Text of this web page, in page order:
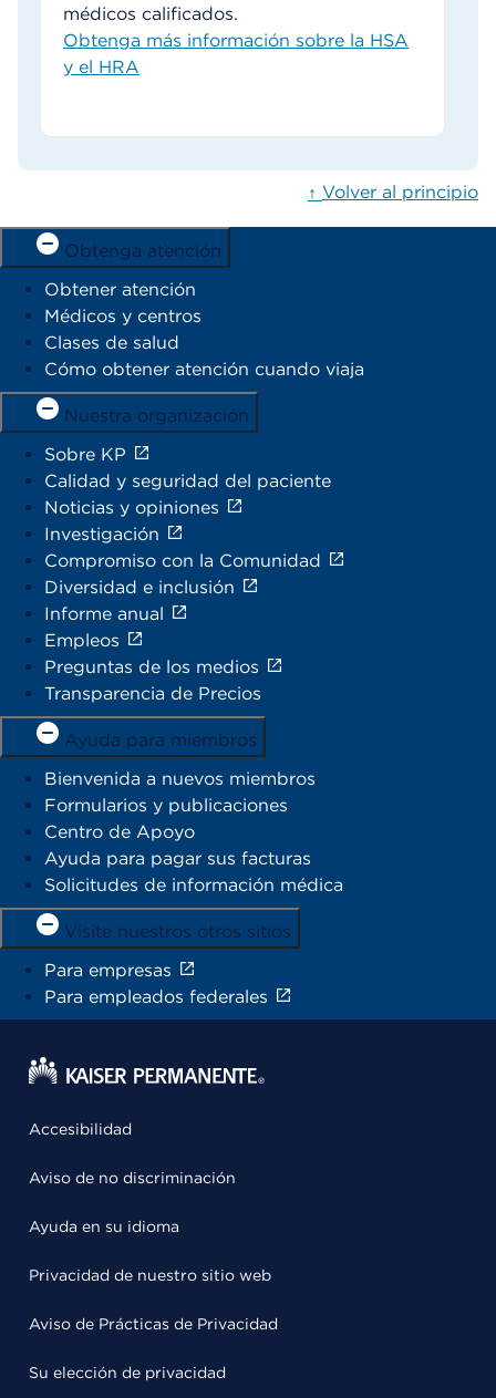
médicos calificados.
Obtenga más información sobre la HSA
y el HRA
Volver al principio
Obtenga atención
Obtener atención
Médicos y centros
Clases de salud
Cómo obtener atención cuando viaja
Nuestra organización
Sobre KP
Calidad y seguridad del paciente
Noticias y opiniones
Investigación
Compromiso con la Comunidad
Diversidad e inclusión
Informe anual
Empleos
Preguntas de los medios
Transparencia de Precios
Ayuda para miembros
Bienvenida a nuevos miembros
Formularios y publicaciones
Centro de Apoyo
Ayuda para pagar sus facturas
Solicitudes de información médica
Visite nuestros otros sitios
Para empresas
Para empleados federales
Accesibilidad
Aviso de no discriminación
Ayuda en su idioma
Privacidad de nuestro sitio web
Aviso de Prácticas de Privacidad
Su elección de privacidad